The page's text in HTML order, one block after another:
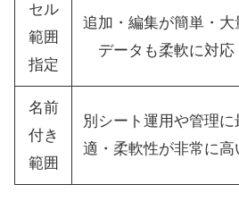
セル
範囲
指定
追加・編集が簡単・大
データも柔軟に対応
名前
付き
範囲
別シート運用や管理に
適・柔軟性が非常に高